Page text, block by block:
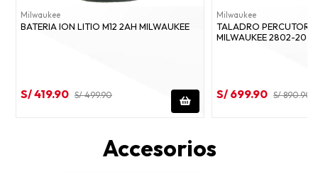
Milwaukee
BATERIA ION LITIO M12 2AH MILWAUKEE
S/ 419.90 S/ 499.90
Milwaukee
TALADRO PERCUTOR
MILWAUKEE 2802-20 -
S/ 699.90 S/ 890.90
Accesorios